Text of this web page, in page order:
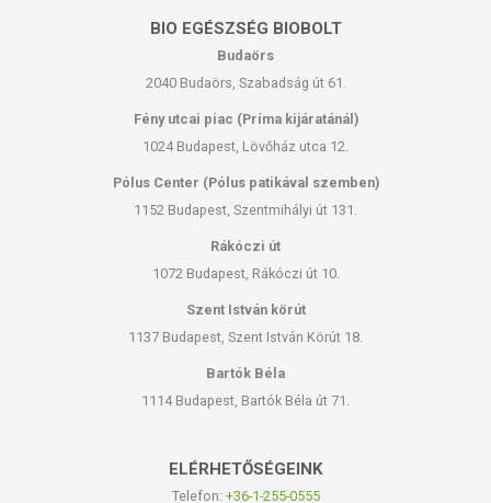
BIO EGÉSZSÉG BIOBOLT
Budaörs
2040 Budaörs, Szabadság út 61.
Fény utcai piac (Príma kijáratánál)
1024 Budapest, Lövőház utca 12.
Pólus Center (Pólus patikával szemben)
1152 Budapest, Szentmihályi út 131.
Rákóczi út
1072 Budapest, Rákóczi út 10.
Szent István körút
1137 Budapest, Szent István Körút 18.
Bartók Béla
1114 Budapest, Bartók Béla út 71.
ELÉRHETŐSÉGEINK
Telefon: +36-1-255-0555